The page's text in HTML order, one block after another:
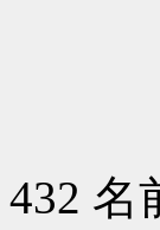
432 名